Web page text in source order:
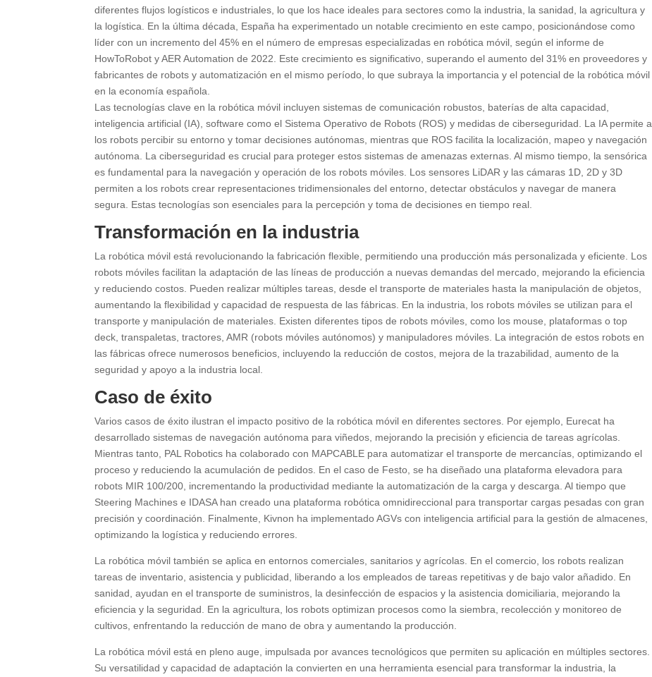
diferentes flujos logísticos e industriales, lo que los hace ideales para sectores como la industria, la sanidad, la agricultura y
la logística. En la última década, España ha experimentado un notable crecimiento en este campo, posicionándose como
líder con un incremento del 45% en el número de empresas especializadas en robótica móvil, según el informe de
HowToRobot y AER Automation de 2022. Este crecimiento es significativo, superando el aumento del 31% en proveedores y
fabricantes de robots y automatización en el mismo período, lo que subraya la importancia y el potencial de la robótica móvil
en la economía española.
Las tecnologías clave en la robótica móvil incluyen sistemas de comunicación robustos, baterías de alta capacidad,
inteligencia artificial (IA), software como el Sistema Operativo de Robots (ROS) y medidas de ciberseguridad. La IA permite a
los robots percibir su entorno y tomar decisiones autónomas, mientras que ROS facilita la localización, mapeo y navegación
autónoma. La ciberseguridad es crucial para proteger estos sistemas de amenazas externas. Al mismo tiempo, la sensórica
es fundamental para la navegación y operación de los robots móviles. Los sensores LiDAR y las cámaras 1D, 2D y 3D
permiten a los robots crear representaciones tridimensionales del entorno, detectar obstáculos y navegar de manera
segura. Estas tecnologías son esenciales para la percepción y toma de decisiones en tiempo real.
Transformación en la industria
La robótica móvil está revolucionando la fabricación flexible, permitiendo una producción más personalizada y eficiente. Los
robots móviles facilitan la adaptación de las líneas de producción a nuevas demandas del mercado, mejorando la eficiencia
y reduciendo costos. Pueden realizar múltiples tareas, desde el transporte de materiales hasta la manipulación de objetos,
aumentando la flexibilidad y capacidad de respuesta de las fábricas. En la industria, los robots móviles se utilizan para el
transporte y manipulación de materiales. Existen diferentes tipos de robots móviles, como los mouse, plataformas o top
deck, transpaletas, tractores, AMR (robots móviles autónomos) y manipuladores móviles. La integración de estos robots en
las fábricas ofrece numerosos beneficios, incluyendo la reducción de costos, mejora de la trazabilidad, aumento de la
seguridad y apoyo a la industria local.
Caso de éxito
Varios casos de éxito ilustran el impacto positivo de la robótica móvil en diferentes sectores. Por ejemplo, Eurecat ha
desarrollado sistemas de navegación autónoma para viñedos, mejorando la precisión y eficiencia de tareas agrícolas.
Mientras tanto, PAL Robotics ha colaborado con MAPCABLE para automatizar el transporte de mercancías, optimizando el
proceso y reduciendo la acumulación de pedidos. En el caso de Festo, se ha diseñado una plataforma elevadora para
robots MIR 100/200, incrementando la productividad mediante la automatización de la carga y descarga. Al tiempo que
Steering Machines e IDASA han creado una plataforma robótica omnidireccional para transportar cargas pesadas con gran
precisión y coordinación. Finalmente, Kivnon ha implementado AGVs con inteligencia artificial para la gestión de almacenes,
optimizando la logística y reduciendo errores.
La robótica móvil también se aplica en entornos comerciales, sanitarios y agrícolas. En el comercio, los robots realizan
tareas de inventario, asistencia y publicidad, liberando a los empleados de tareas repetitivas y de bajo valor añadido. En
sanidad, ayudan en el transporte de suministros, la desinfección de espacios y la asistencia domiciliaria, mejorando la
eficiencia y la seguridad. En la agricultura, los robots optimizan procesos como la siembra, recolección y monitoreo de
cultivos, enfrentando la reducción de mano de obra y aumentando la producción.
La robótica móvil está en pleno auge, impulsada por avances tecnológicos que permiten su aplicación en múltiples sectores.
Su versatilidad y capacidad de adaptación la convierten en una herramienta esencial para transformar la industria, la